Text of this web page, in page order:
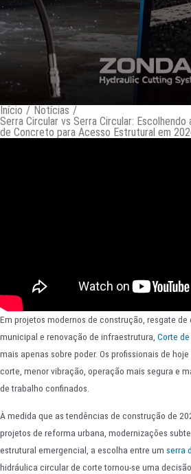
Início / Notícias /
Serra Circular vs Serra Circular:
de Concreto para Acesso Estrutural em
Em projetos modernos de construção, resgate
municipal e renovação de infraestrutura, Corte
mais apenas sobre poder. Os profissionais de
corte, menor vibração, operação mais segura e
de trabalho confinados.
À medida que as tendências de construção de
projetos de reforma urbana, modernizações
estrutural emergencial, a escolha entre um serra
hidráulica circular de corte tornou-se uma